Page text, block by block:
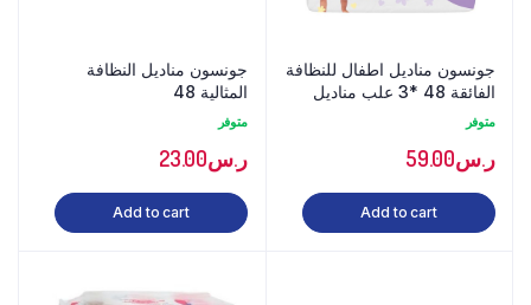
جونسون مناديل اطفال للنظافة
الفائقة 48 *3 علب مناديل
متوفر
ر.س59.00
Add to cart
جونسون مناديل النظافة
المثالية 48
متوفر
ر.س23.00
Add to cart